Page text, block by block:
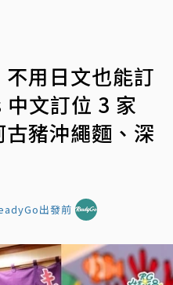
用日文也能訂
文訂位 3 家
豬沖繩麵、深
出發前